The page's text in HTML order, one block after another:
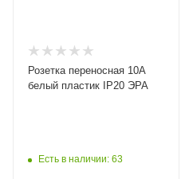
Розетка переносная 10А
белый пластик IP20 ЭРА
Есть в наличии: 63